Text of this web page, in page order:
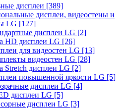
дисплеи [389]
дисплеи, видеостены и
LG [127]
дисплеи LG [2]
HD дисплеи LG [26]
для видеостен LG [13]
видеостен LG [28]
Stretch дисплеи LG [2]
повышенной яркости LG [5]
дисплеи LG [4]
дисплеи LG [5]
дисплеи LG [3]